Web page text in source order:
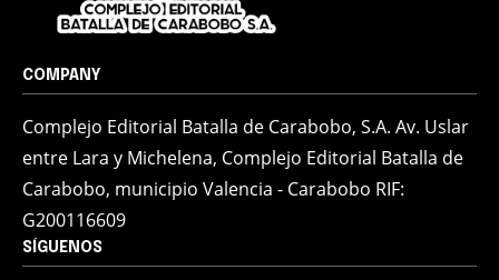
COMPANY
Complejo Editorial Batalla de Carabobo, S.A. Av. Uslar
entre Lara y Michelena, Complejo Editorial Batalla de
Carabobo, municipio Valencia - Carabobo RIF:
G200116609
SÍGUENOS